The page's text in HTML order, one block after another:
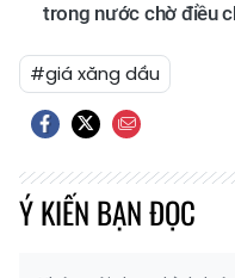
trong nước chờ điều
#giá xăng dầu
Ý KIẾN BẠN ĐỌC